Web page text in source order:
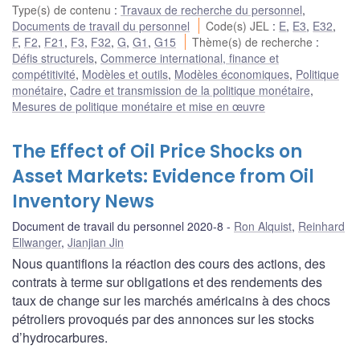
Type(s) de contenu : Travaux de recherche du personnel,
Documents de travail du personnel
Code(s) JEL : E, E3, E32,
F, F2, F21 , F3, F32, G, G1 , G15 Thème(s) de recherche :
Défis structurels, Commerce international, finance et
compétitivité, Modèles et outils, Modèles économiques, Politique
monétaire, Cadre et transmission de la politique monétaire,
Mesures de politique monétaire et mise en œuvre
The Effect of Oil Price Shocks on
Asset Markets: Evidence from Oil
Inventory News
Document de travail du personnel 2020-8 Ron Alquist, Reinhard
Ellwanger, Jianjian Jin
Nous quantifions la réaction des cours des actions, des
contrats à terme sur obligations et des rendements des
taux de change sur les marchés américains à des chocs
pétroliers provoqués par des annonces sur les stocks
d’hydrocarbures.